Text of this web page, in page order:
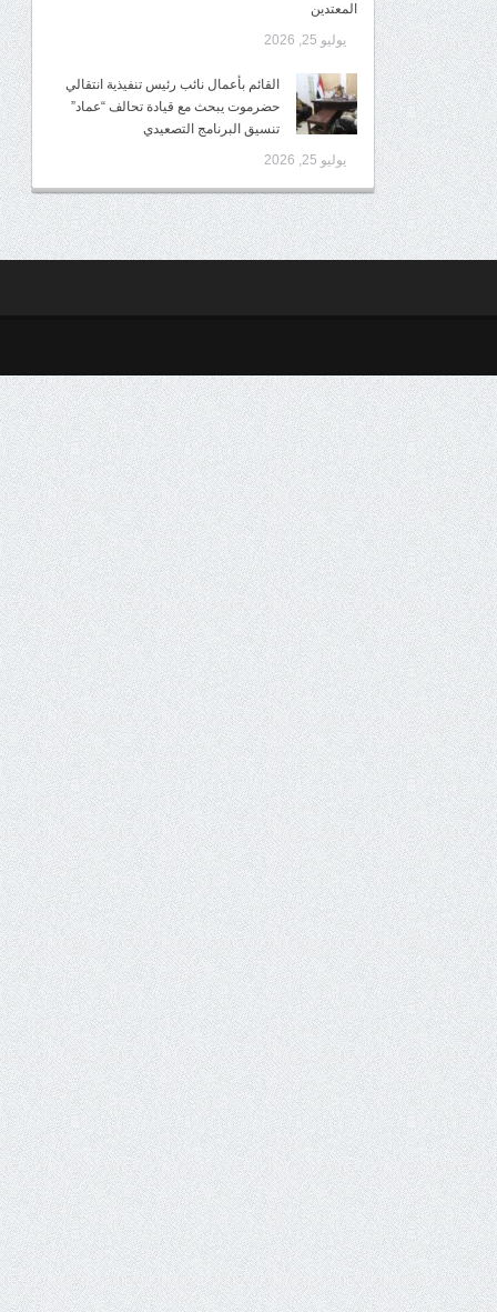
المعتدين
يوليو 25, 2026
القائم بأعمال نائب رئيس تنفيذية انتقالي
حضرموت يبحث مع قيادة تحالف “عماد”
تنسيق البرنامج التصعيدي
يوليو 25, 2026